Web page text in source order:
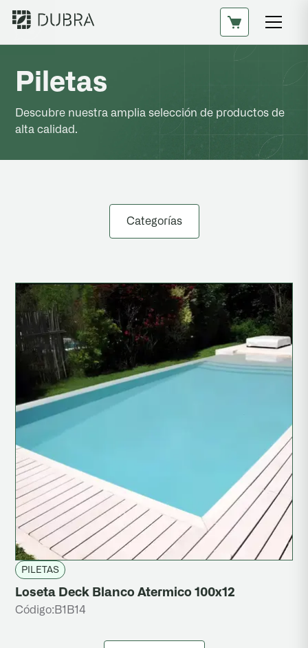
Piletas
Descubre nuestra amplia selección de productos de
alta calidad.
Categorías
Calcáreo
Granítico
Mosaicos
Piedra Lavada
Revestimiento
Señalización Vial
Pisos Elevados
PILETAS
Loseta Deck Blanco Atermico 100x12
Código: B1B14